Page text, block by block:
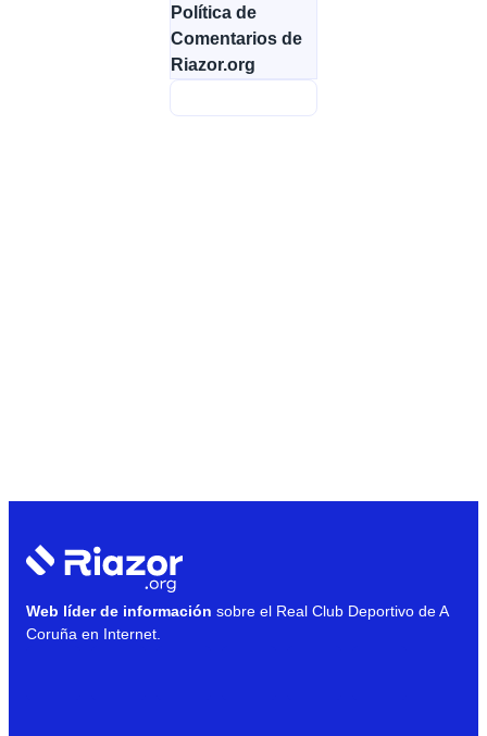
Política de
Comentarios de
Riazor.org
Web líder de información sobre el Real Club Deportivo de A
Coruña en Internet.